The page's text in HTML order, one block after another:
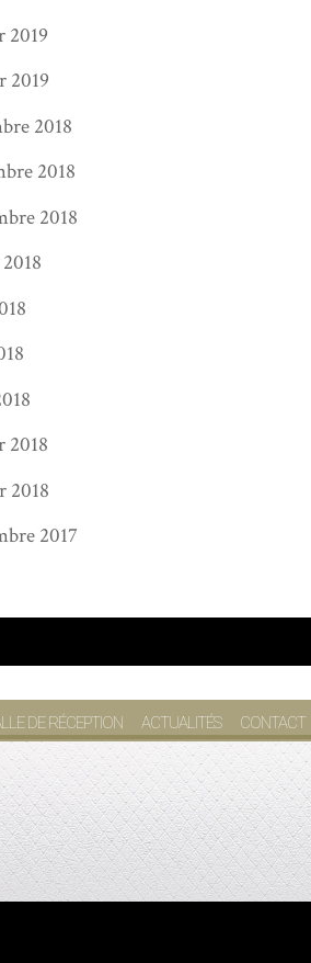
2019
2019
2018
2018
2018
2018
2018
2017
DE RÉCEPTION ACTUALITÉS CONTACT